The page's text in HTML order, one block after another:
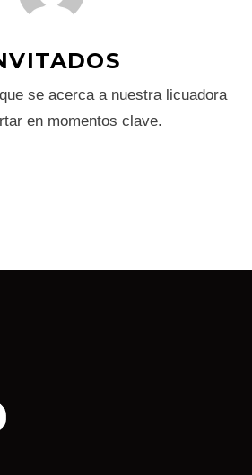
se acerca a nuestra licuadora
en momentos clave.